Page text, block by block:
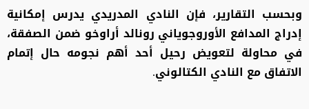
وبحسب التقارير، فإن النادي المدريدي يدرس إمكانية
إدراج المدافع الأوروجوياني رونالد أراوخو ضمن الصفقة،
في محاولة لتعويض رحيل أحد أهم نجومه حال إتمام
الاتفاق مع النادي الكتالوني.